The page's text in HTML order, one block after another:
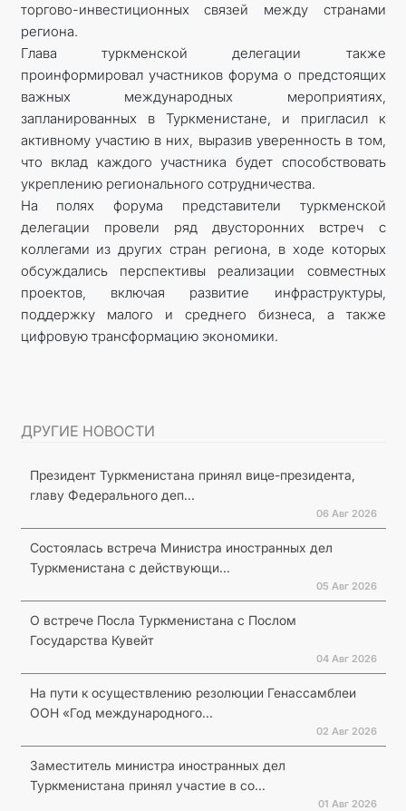
торгово-инвестиционных связей между странами
региона.
Глава туркменской делегации также
проинформировал участников форума о предстоящих
важных международных мероприятиях,
запланированных в Туркменистане, и пригласил к
активному участию в них, выразив уверенность в том,
что вклад каждого участника будет способствовать
укреплению регионального сотрудничества.
На полях форума представители туркменской
делегации провели ряд двусторонних встреч с
коллегами из других стран региона, в ходе которых
обсуждались перспективы реализации совместных
проектов, включая развитие инфраструктуры,
поддержку малого и среднего бизнеса, а также
цифровую трансформацию экономики.
ДРУГИЕ НОВОСТИ
Президент Туркменистана принял вице-президента,
главу Федерального деп...
06 Авг 2026
Состоялась встреча Министра иностранных дел
Туркменистана с действующи...
05 Авг 2026
О встрече Посла Туркменистана с Послом
Государства Кувейт
04 Авг 2026
На пути к осуществлению резолюции Генассамблеи
ООН «Год международного...
02 Авг 2026
Заместитель министра иностранных дел
Туркменистана принял участие в со...
01 Авг 2026